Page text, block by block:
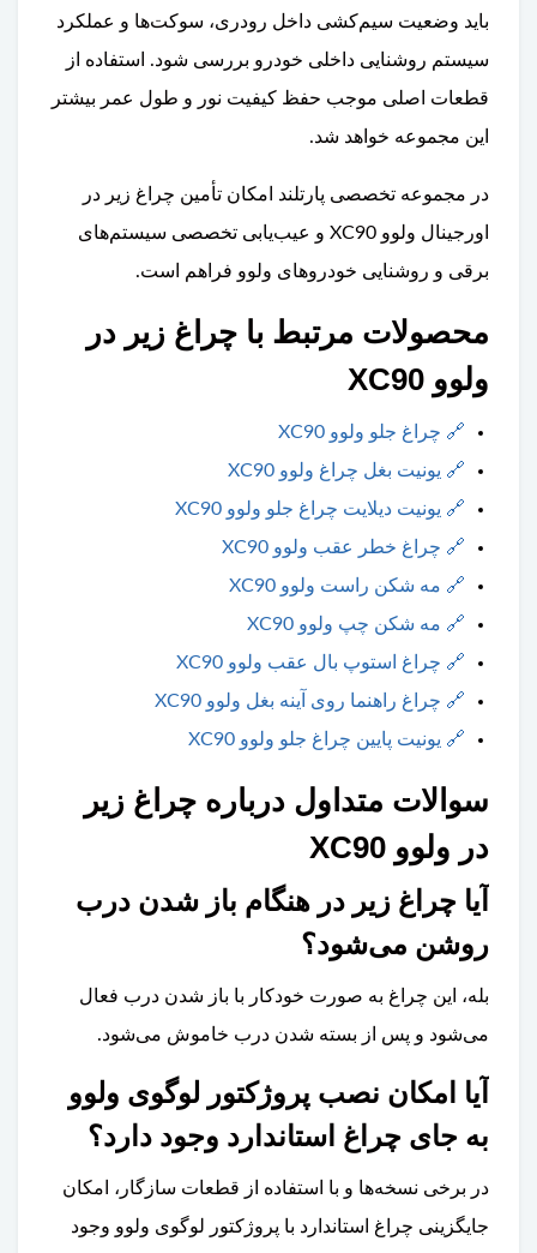
باید وضعیت سیم‌کشی داخل رودری، سوکت‌ها و عملکرد
سیستم روشنایی داخلی خودرو بررسی شود. استفاده از
قطعات اصلی موجب حفظ کیفیت نور و طول عمر بیشتر
این مجموعه خواهد شد.
در مجموعه تخصصی پارتلند امکان تأمین چراغ زیر در
اورجینال ولوو XC90 و عیب‌یابی تخصصی سیستم‌های
برقی و روشنایی خودروهای ولوو فراهم است.
محصولات مرتبط با چراغ زیر در
ولوو XC90
🔗 چراغ جلو ولوو XC90
🔗 یونیت بغل چراغ ولوو XC90
🔗 یونیت دیلایت چراغ جلو ولوو XC90
🔗 چراغ خطر عقب ولوو XC90
🔗 مه شکن راست ولوو XC90
🔗 مه شکن چپ ولوو XC90
🔗 چراغ استوپ بال عقب ولوو XC90
🔗 چراغ راهنما روی آینه بغل ولوو XC90
🔗 یونیت پایین چراغ جلو ولوو XC90
سوالات متداول درباره چراغ زیر
در ولوو XC90
آیا چراغ زیر در هنگام باز شدن درب
روشن می‌شود؟
بله، این چراغ به صورت خودکار با باز شدن درب فعال
می‌شود و پس از بسته شدن درب خاموش می‌شود.
آیا امکان نصب پروژکتور لوگوی ولوو
به جای چراغ استاندارد وجود دارد؟
در برخی نسخه‌ها و با استفاده از قطعات سازگار، امکان
جایگزینی چراغ استاندارد با پروژکتور لوگوی ولوو وجود